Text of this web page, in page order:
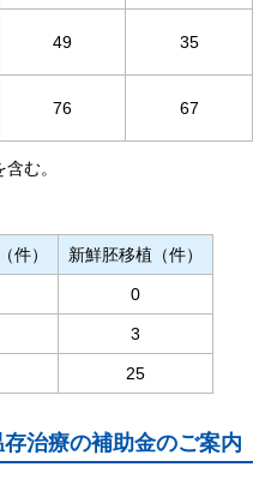
49 35
76 67
む。
件） 新鮮胚移植（件）
0
3
25
治療の補助金のご案内